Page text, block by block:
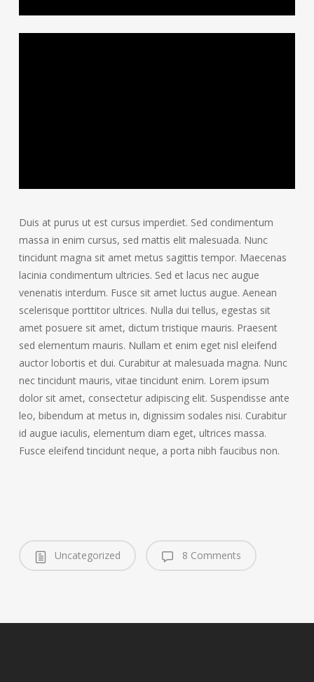
Duis at purus ut est cursus imperdiet. Sed condimentum
massa in enim cursus, sed mattis elit malesuada. Nunc
tincidunt magna sit amet metus sagittis tempor. Maecenas
lacinia condimentum ultricies. Sed et lacus nec augue
venenatis interdum. Fusce sit amet luctus augue. Aenean
scelerisque porttitor ultrices. Nulla dui tellus, egestas sit
amet posuere sit amet, dictum tristique mauris. Praesent
sed elementum mauris. Nullam et enim eget nisl eleifend
auctor lobortis et dui. Curabitur at malesuada magna. Nunc
nec tincidunt mauris, vitae tincidunt enim. Lorem ipsum
dolor sit amet, consectetur adipiscing elit. Suspendisse ante
leo, bibendum at metus in, dignissim sodales nisi. Curabitur
id augue iaculis, elementum diam eget, ultrices massa.
Fusce eleifend tincidunt neque, a porta nibh faucibus non.
Uncategorized 8 Comments